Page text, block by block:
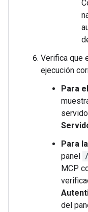
Verifica que
ejecución
Para
Para
panel
MCP
del